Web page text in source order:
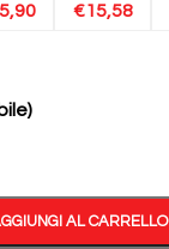
€15,58
AL CARRELLO